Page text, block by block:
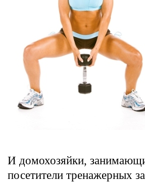
И домохозяйки,
посетители тренажерных